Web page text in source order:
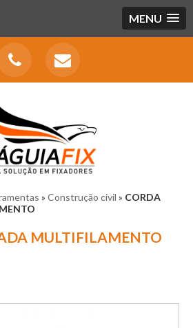
MENU
» Construção civil » CORDA
MULTIFILAMENTO